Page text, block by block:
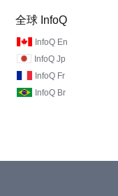
全球 InfoQ
InfoQ En
InfoQ Jp
InfoQ Fr
InfoQ Br